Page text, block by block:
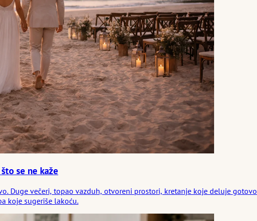
se ne kaže
Duge večeri, topao vazduh, otvoreni prostori, kretanje koje deluje
koje sugeriše lakoću.